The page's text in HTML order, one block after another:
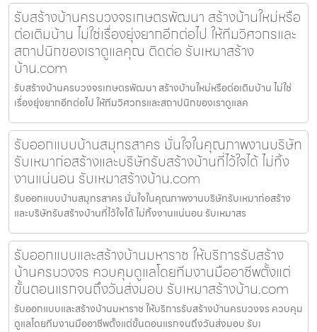
รับสร้างบ้านครบวงจรเกษตรพัฒนา สร้างบ้านใหม่หรือ
ต่อเติมบ้าน ไม่ใช่เรื่องยุ่งยากอีกต่อไป ให้ทีมวิศวกรและ
สถาปนิกของเราดูแลคุณ ติดต่อ รับเหมาสร้าง
บ้าน.com
รับสร้างบ้านครบวงจรเกษตรพัฒนา สร้างบ้านใหม่หรือต่อเติมบ้าน ไม่ใช่
เรื่องยุ่งยากอีกต่อไป ให้ทีมวิศวกรและสถาปนิกของเราดูแลค
รับออกแบบบ้านสมุทรสาคร มั่นใจในคุณภาพงานบริษัท
รับเหมาก่อสร้างและบริษัทรับสร้างบ้านที่ไว้ใจได้ ไม่ทิ้ง
งานแน่นอน รับเหมาสร้างบ้าน.com
รับออกแบบบ้านสมุทรสาคร มั่นใจในคุณภาพงานบริษัทรับเหมาก่อสร้าง
และบริษัทรับสร้างบ้านที่ไว้ใจได้ ไม่ทิ้งงานแน่นอน รับเหมาสร
รับออกแบบและสร้างบ้านมหาราช ให้บริการรับสร้าง
บ้านครบวงจร ควบคุมดูแลโดยทีมงานมืออาชีพตั้งแต่
ขั้นตอนแรกจนถึงวันส่งมอบ รับเหมาสร้างบ้าน.com
รับออกแบบและสร้างบ้านมหาราช ให้บริการรับสร้างบ้านครบวงจร ควบคุม
ดูแลโดยทีมงานมืออาชีพตั้งแต่ขั้นตอนแรกจนถึงวันส่งมอบ รับเ